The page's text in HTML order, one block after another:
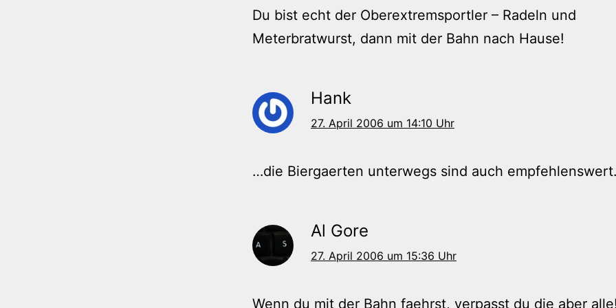
Du bist echt der Oberextremsportler – Radeln und
Meterbratwurst, dann mit der Bahn nach Hause!
Hank
27. April 2006 um 14:10 Uhr
…die Biergaerten unterwegs sind auch
Al Gore
27. April 2006 um 15:36 Uhr
Wenn du mit der Bahn faehrst, verpasst du die aber